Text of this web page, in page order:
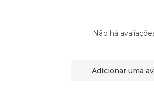
Não há
Adicionar uma